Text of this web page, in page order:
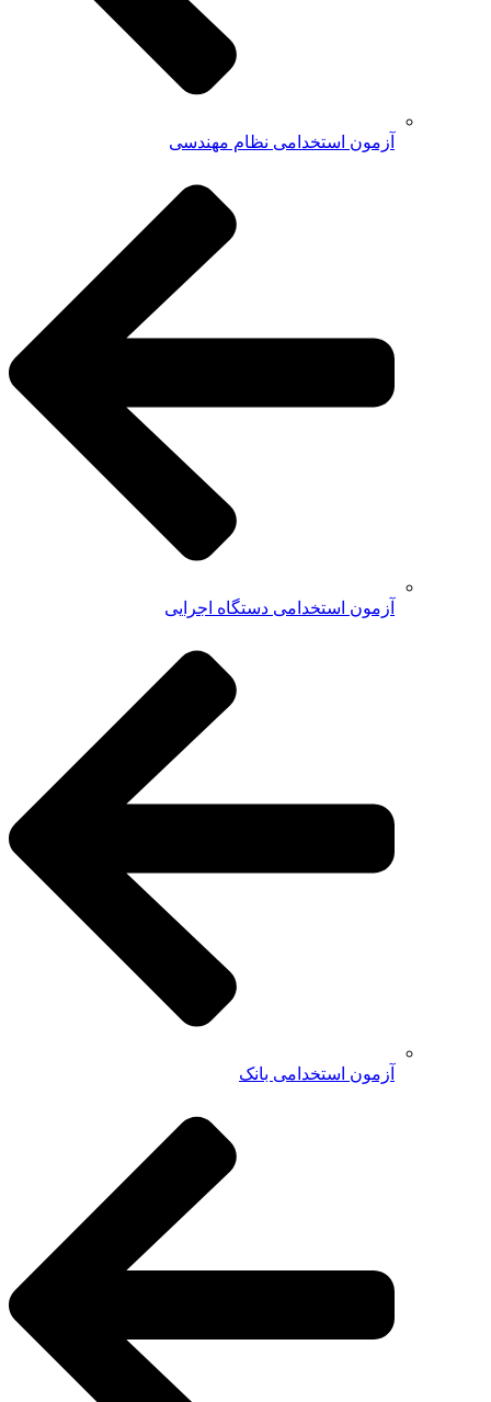
آزمون استخدامی نظام مهندسی
آزمون استخدامی دستگاه اجرایی
آزمون استخدامی بانک